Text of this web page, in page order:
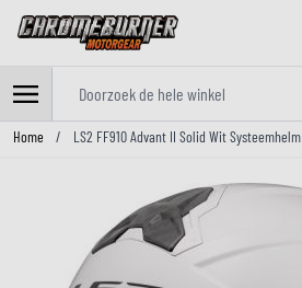
Ga naar de inhoud
Home / LS2 FF910 Advant II Solid Wit Systeemhelm